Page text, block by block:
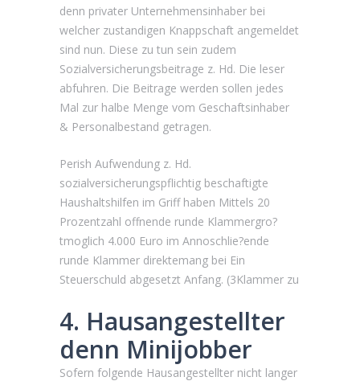
denn privater Unternehmensinhaber bei
welcher zustandigen Knappschaft angemeldet
sind nun. Diese zu tun sein zudem
Sozialversicherungsbeitrage z. Hd. Die leser
abfuhren. Die Beitrage werden sollen jedes
Mal zur halbe Menge vom Geschaftsinhaber
& Personalbestand getragen.
Perish Aufwendung z. Hd.
sozialversicherungspflichtig beschaftigte
Haushaltshilfen im Griff haben Mittels 20
Prozentzahl offnende runde Klammergro?
tmoglich 4.000 Euro im Annoschlie?ende
runde Klammer direktemang bei Ein
Steuerschuld abgesetzt Anfang. (3Klammer zu
4. Hausangestellter
denn Minijobber
Sofern folgende Hausangestellter nicht langer